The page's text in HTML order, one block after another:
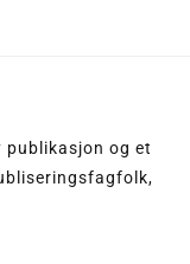
publikasjon og et